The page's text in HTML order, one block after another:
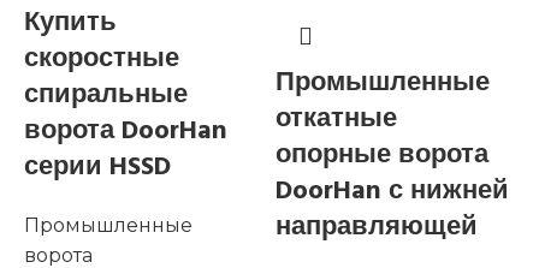
Купить
скоростные
спиральные
ворота DoorHan
серии HSSD
Промышленные
ворота
Промышленные
откатные
опорные ворота
DoorHan с нижней
направляющей